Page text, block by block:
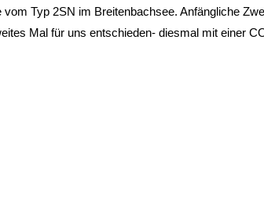
Typ 2SN im Breitenbachsee. Anfängliche
Mal für uns entschieden- diesmal mit einer